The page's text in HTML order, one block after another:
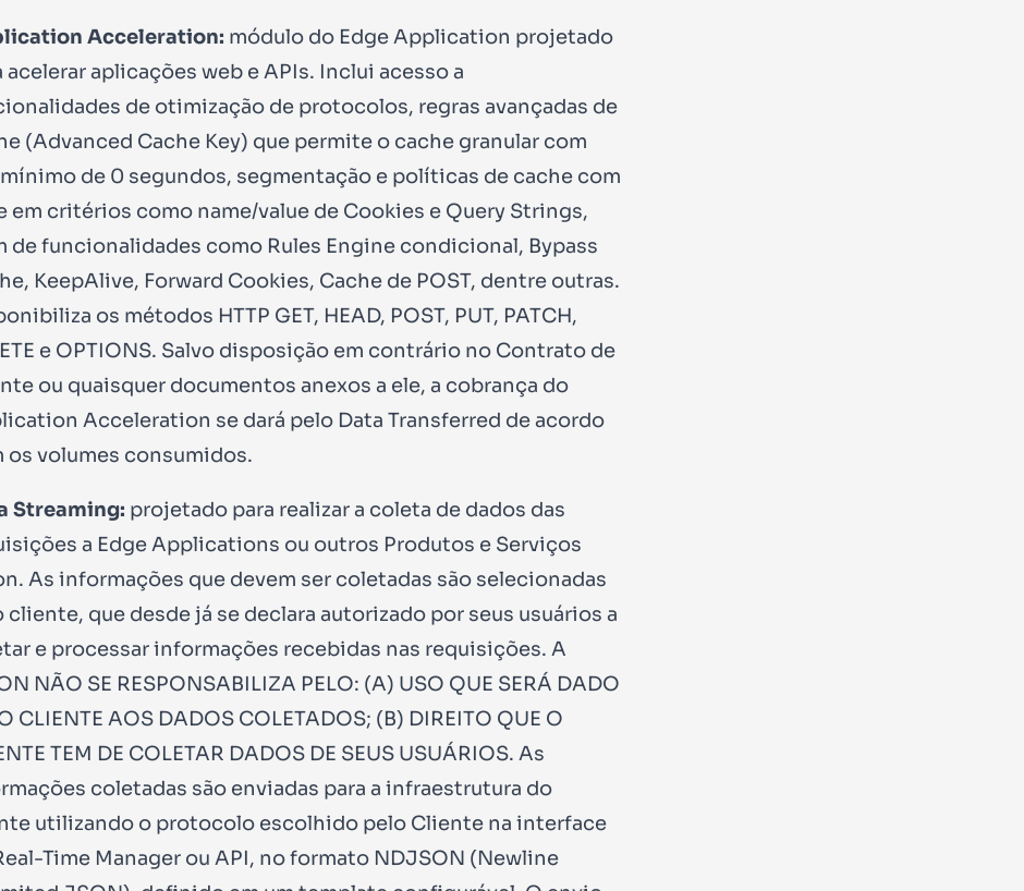
Acceleration: módulo do Edge Application projetado
acelerar aplicações web e APIs. Inclui acesso a
de otimização de protocolos, regras avançadas de
(Advanced Cache Key) que permite o cache granular com
mínimo de 0 segundos, segmentação e políticas de cache com
em critérios como name/value de Cookies e Query Strings,
de funcionalidades como Rules Engine condicional, Bypass
KeepAlive, Forward Cookies, Cache de POST, dentre outras.
os métodos HTTP GET, HEAD, POST, PUT, PATCH,
e OPTIONS. Salvo disposição em contrário no Contrato de
ou quaisquer documentos anexos a ele, a cobrança do
Acceleration se dará pelo Data Transferred de acordo
os volumes consumidos.
Streaming: projetado para realizar a coleta de dados das
a Edge Applications ou outros Produtos e Serviços
As informações que devem ser coletadas são selecionadas
cliente, que desde já se declara autorizado por seus usuários a
e processar informações recebidas nas requisições. A
NÃO SE RESPONSABILIZA PELO: (A) USO QUE SERÁ DADO
CLIENTE AOS DADOS COLETADOS; (B) DIREITO QUE O
TEM DE COLETAR DADOS DE SEUS USUÁRIOS. As
coletadas são enviadas para a infraestrutura do
utilizando o protocolo escolhido pelo Cliente na interface
Time Manager ou API, no formato NDJSON (Newline